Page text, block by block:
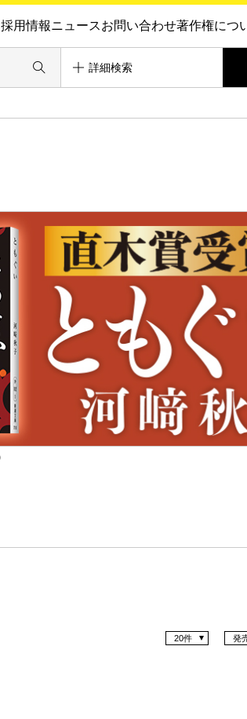
採用情報ニュースお問い合わせ著作権につ
詳細検索
発
20件